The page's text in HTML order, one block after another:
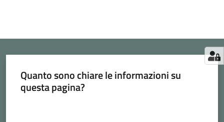
Quanto sono chiare le informazioni su
questa pagina?